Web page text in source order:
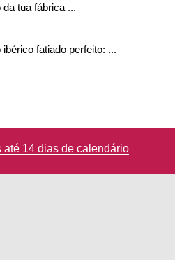
tua fábrica ...
fatiado perfeito: ...
14 dias de calendário